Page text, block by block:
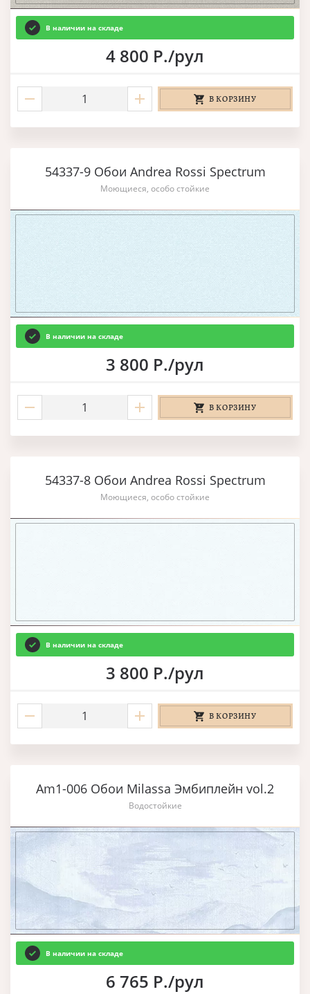
В наличии на складе
4 800 Р./рул
В КОРЗИНУ
54337-9 Обои Andrea Rossi Spectrum
Моющиеся, особо стойкие
В наличии на складе
3 800 Р./рул
В КОРЗИНУ
54337-8 Обои Andrea Rossi Spectrum
Моющиеся, особо стойкие
В наличии на складе
3 800 Р./рул
В КОРЗИНУ
Am1-006 Обои Milassa Эмбиплейн vol.2
Водостойкие
В наличии на складе
6 765 Р./рул